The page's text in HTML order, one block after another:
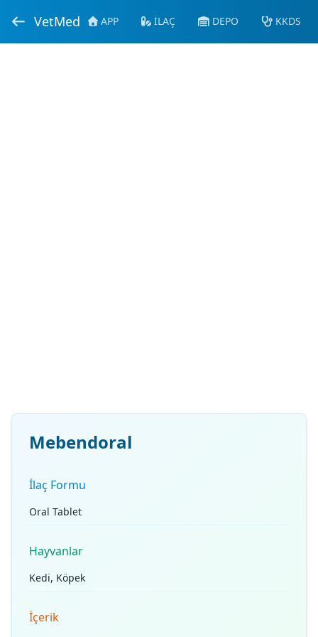
VetMed APP İLAÇ DEPO KKDS
Mebendoral
İlaç Formu
Oral Tablet
Hayvanlar
Kedi, Köpek
İçerik